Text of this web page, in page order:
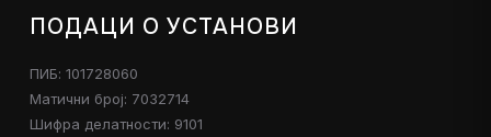
ПОДАЦИ О УСТАНОВИ
ПИБ: 101728060
Матични број: 7032714
Шифра делатности: 9101